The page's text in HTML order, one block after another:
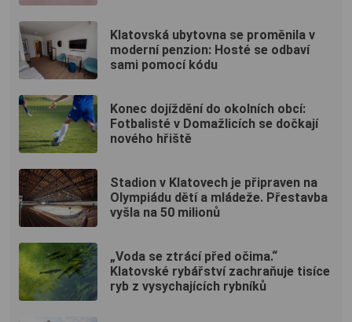
Klatovská ubytovna se proměnila v
moderní penzion: Hosté se odbaví
sami pomocí kódu
Konec dojíždění do okolních obcí:
Fotbalisté v Domažlicích se dočkají
nového hřiště
Stadion v Klatovech je připraven na
Olympiádu dětí a mládeže. Přestavba
vyšla na 50 milionů
„Voda se ztrácí před očima.“
Klatovské rybářství zachraňuje tisíce
ryb z vysychajících rybníků